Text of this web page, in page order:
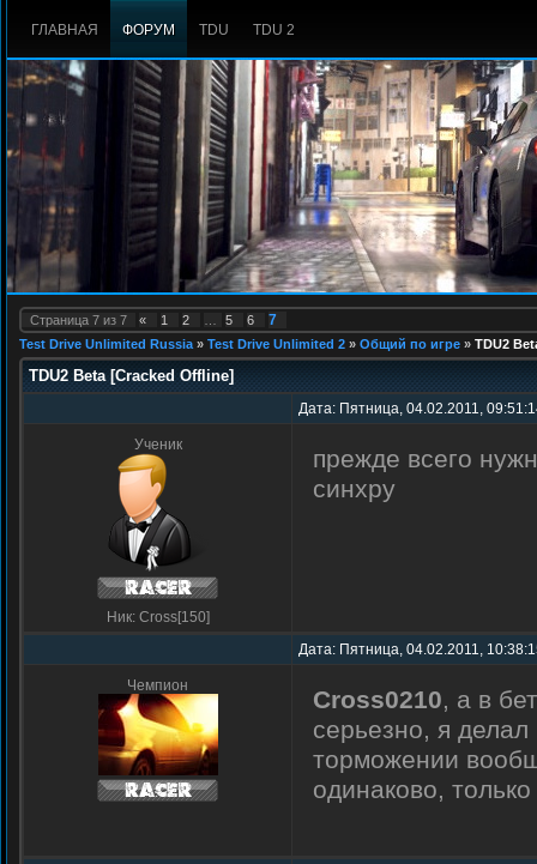
ГЛАВНАЯ ФОРУМ TDU TDU 2
Страница 7 из 7 « 1 2 5 6 7
Test Drive Unlimited Russia » Test Drive Unlimited 2 » Общий по игре » TDU2
TDU2 Beta [Cracked Offline]
Дата: Пятница, 04.02.2011,
Ученик
Ник: Cross[150]
прежде всего
синхру
Дата: Пятница, 04.02.2011,
Чемпион Cross0210, а в
серьезно, я
торможении
одинаково,